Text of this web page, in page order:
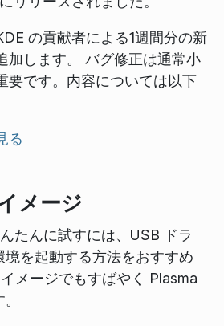
の貢献者による1週間分の新
加します。 バグ修正は通常小
要です。内容については以下
る
メージ
たんに試すには、USB ドラ
境を起動する方法をおすすめ
メージでもすばやく Plasma